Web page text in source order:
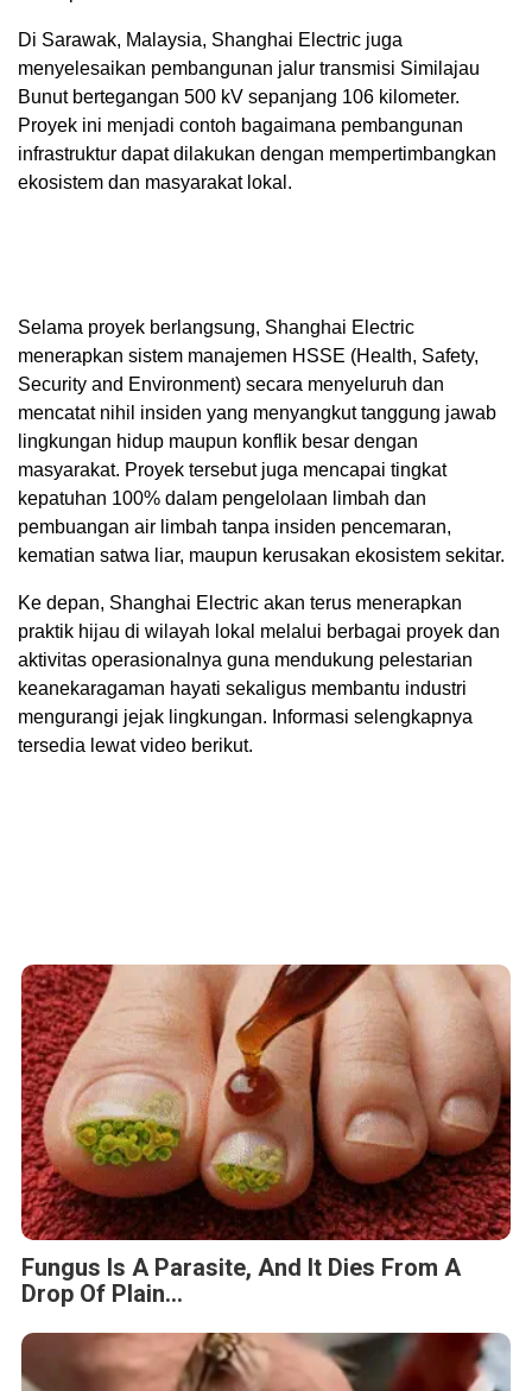
Di Sarawak, Malaysia, Shanghai Electric juga
menyelesaikan pembangunan jalur transmisi Similajau
Bunut bertegangan 500 kV sepanjang 106 kilometer.
Proyek ini menjadi contoh bagaimana pembangunan
infrastruktur dapat dilakukan dengan mempertimbangkan
ekosistem dan masyarakat lokal.
Selama proyek berlangsung, Shanghai Electric
menerapkan sistem manajemen HSSE (Health, Safety,
Security and Environment) secara menyeluruh dan
mencatat nihil insiden yang menyangkut tanggung jawab
lingkungan hidup maupun konflik besar dengan
masyarakat. Proyek tersebut juga mencapai tingkat
kepatuhan 100% dalam pengelolaan limbah dan
pembuangan air limbah tanpa insiden pencemaran,
kematian satwa liar, maupun kerusakan ekosistem sekitar.
Ke depan, Shanghai Electric akan terus menerapkan
praktik hijau di wilayah lokal melalui berbagai proyek dan
aktivitas operasionalnya guna mendukung pelestarian
keanekaragaman hayati sekaligus membantu industri
mengurangi jejak lingkungan. Informasi selengkapnya
tersedia lewat video berikut.
Fungus Is A Parasite, And It Dies From A
Drop Of Plain...